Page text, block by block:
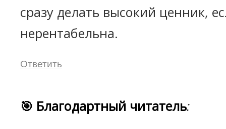
сразу делать высокий ценник,
нерентабельна.
Ответить
🎯 Благодартный читатель: